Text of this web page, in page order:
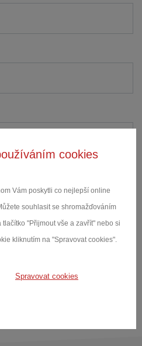
cookies
Vám poskytli co nejlepší online
souhlasit se shromažďováním
"Přijmout vše a zavřít" nebo si
kliknutím na "Spravovat cookies".
Spravovat cookies